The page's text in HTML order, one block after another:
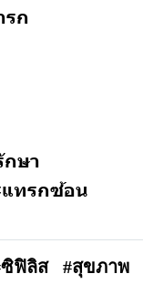
รก
กษา
แทรกซ้อน
ฟิลิส #สุขภาพ